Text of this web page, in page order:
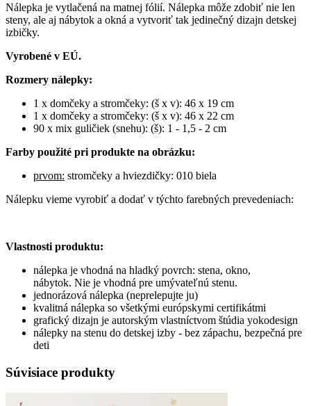
Nálepka je vytlačená na matnej fólií. Nálepka môže zdobiť nie len
steny, ale aj nábytok a okná a vytvoriť tak jedinečný dizajn detskej
izbičky.
Vyrobené v EÚ.
Rozmery nálepky:
1 x domčeky a stromčeky: (š x v): 46 x 19 cm
1 x domčeky a stromčeky: (š x v): 46 x 22 cm
90 x mix guličiek (snehu): (š): 1 - 1,5 - 2 cm
Farby použité pri produkte na obrázku:
prvom: stromčeky a hviezdičky: 010 biela
Nálepku vieme vyrobiť a dodať v týchto farebných prevedeniach:
Vlastnosti produktu:
nálepka je vhodná na hladký povrch: stena, okno,
nábytok. Nie je vhodná pre umývateľnú stenu.
jednorázová nálepka (neprelepujte ju)
kvalitná nálepka so všetkými európskymi certifikátmi
grafický dizajn je autorským vlastníctvom štúdia yokodesign
nálepky na stenu do detskej izby - bez zápachu, bezpečná pre
deti
Súvisiace produkty